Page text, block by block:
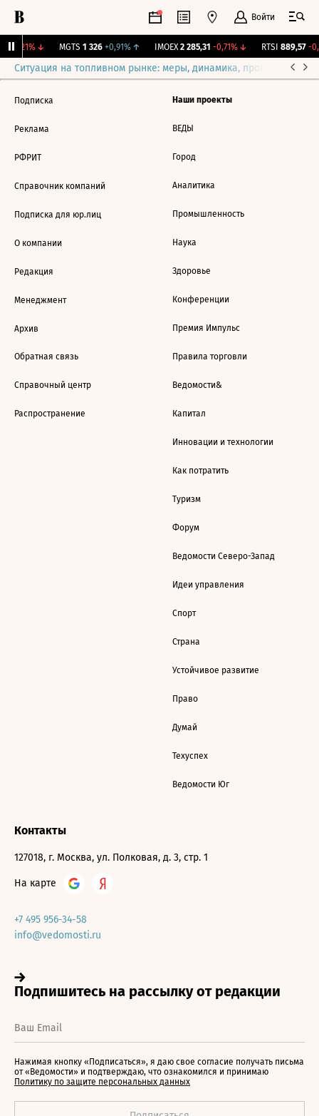
Войти
-0,21%↓ MGTS 1 326 +0,91%↑ IMOEX 2 285,31 -0,71%↓ RTSI 889,57 -
Ситуация на топливном рынке: меры, динамика, прогнозы
Подписка
Реклама
РФРИТ
Справочник компаний
Подписка для юр.лиц
О компании
Редакция
Менеджмент
Архив
Обратная связь
Справочный центр
Распространение
Наши проекты
ВЕДЫ
Город
Аналитика
Промышленность
Наука
Здоровье
Конференции
Премия Импульс
Правила торговли
Ведомости&
Капитал
Инновации и технологии
Как потратить
Туризм
Форум
Ведомости Северо-Запад
Идеи управления
Спорт
Страна
Устойчивое развитие
Право
Думай
Техуспех
Ведомости Юг
Контакты
127018, г. Москва, ул. Полковая, д. 3, стр. 1
На карте
+7 495 956-34-58
info@vedomosti.ru
Нажимая кнопку «Подписаться», я даю свое согласие получать письма
от «Ведомости» и подтверждаю, что ознакомился и принимаю
Политику по защите персональных данных